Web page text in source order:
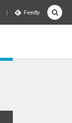
Feedly